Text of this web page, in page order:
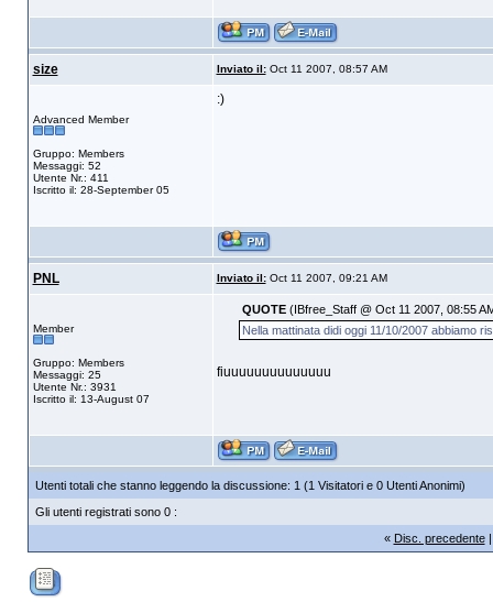
size Inviato il:Oct 11 2007, 08:57 AM
Advanced Member
Gruppo: Members
Messaggi: 52
Utente Nr.: 411
Iscritto il: 28-September 05
:)
PNL Inviato il:Oct 11 2007, 09:21 AM
Member
Gruppo: Members
Messaggi: 25
Utente Nr.: 3931
Iscritto il: 13-August 07
QUOTE(IBfree_Staff @ Oct 11 2007, 08:55
Nella mattinata didi oggi 11/10/2007 abbiamo
fiuuuuuuuuuuuuuu
Utenti totali che stanno leggendo la discussione: 1 (1 Visitatori e 0 Utenti Anonimi)
Gli utenti registrati sono 0 :
« Disc. precedente